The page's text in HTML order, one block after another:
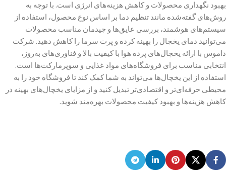
بهبود نگهداری محصولات و کاهش هزینه‌های انرژی است. با توجه به
روش‌های گفته‌شده مانند تنظیم دما بر اساس نوع محصول، استفاده از
سیستم‌های هوشمند، بررسی عایق‌ها و چیدمان مناسب محصولات
می‌توانید دمای یخچال را بهینه کرده و پرت سرما را کاهش دهید. شرکت
داموس با ارائه یخچال‌های پرده هوا با کیفیت بالا و فناوری‌های به‌روز،
انتخابی مناسب برای فروشگاه‌های مواد غذایی و سوپرمارکت‌ها است.
استفاده از این یخچال‌ها می‌تواند به شما کمک کند تا فروشگاه خود را به
محیطی حرفه‌ای‌تر و اقتصادی‌تر تبدیل کنید و از مزایای یخچال‌های بهینه در
کاهش هزینه‌ها و بهبود کیفیت محصولات بهره‌مند شوید.